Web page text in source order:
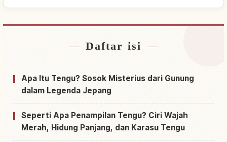
Cari penginapan dekat Jepang
Cari aktivitas di Jepang↗
Daftar isi
Apa Itu Tengu? Sosok Misterius dari Gunung
dalam Legenda Jepang
Seperti Apa Penampilan Tengu? Ciri Wajah
Merah, Hidung Panjang, dan Karasu Tengu